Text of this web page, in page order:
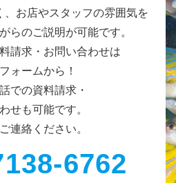
、お店やスタッフの雰囲気を
らのご説明が可能です。
請求・お問い合わせは
ォームから！
での資料請求・
せも可能です。
連絡ください。
6762